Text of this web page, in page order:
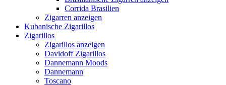
Corrida Brasilien
Zigarren anzeigen
Kubanische Zigarillos
Zigarillos
Zigarillos anzeigen
Davidoff Zigarillos
Dannemann Moods
Dannemann
Toscano